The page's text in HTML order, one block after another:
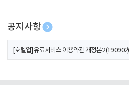
공지사항
[호텔업] 개인정보 처리방침 개정본1 (19.09.02)
[호텔업] 유료서비스 이용약관 개정본2 (19.09.02)